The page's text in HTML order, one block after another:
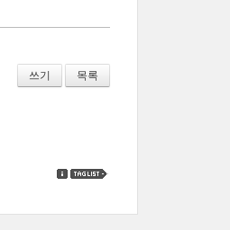
쓰기 목록